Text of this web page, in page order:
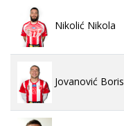
Nikolić Nikola
Jovanović Boris